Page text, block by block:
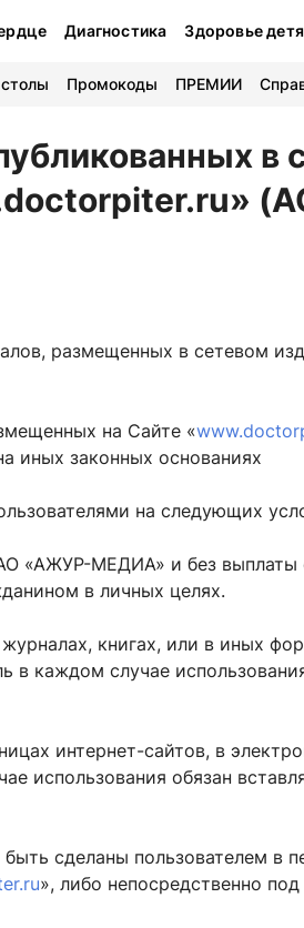
Диагностика Здоровье
Промокоды ПРЕМИИ
в
размещенных в сетевом
на Сайте «
законных основаниях
на следующих
АО «АЖУР-МЕДИА» и без выплаты
в личных целях.
книгах, или в иных
в каждом случае
интернет-сайтов, в
использования обязан
сделаны пользователем в
», либо непосредственно